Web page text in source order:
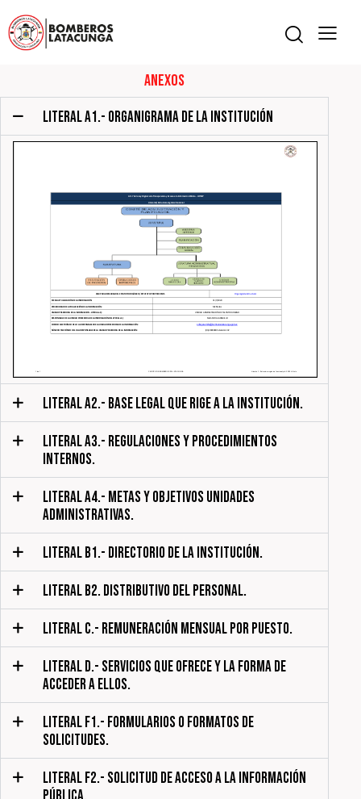
Anexos
LITERAL A1.- ORGANIGRAMA DE LA INSTITUCIÓN
LITERAL A2.- BASE LEGAL QUE RIGE A LA INSTITUCIÓN.
LITERAL A3.- REGULACIONES Y PROCEDIMIENTOS
INTERNOS.
LITERAL A4.- METAS Y OBJETIVOS UNIDADES
ADMINISTRATIVAS.
LITERAL B1.- DIRECTORIO DE LA INSTITUCIÓN.
LITERAL B2. DISTRIBUTIVO DEL PERSONAL.
LITERAL C.- REMUNERACIÓN MENSUAL POR PUESTO.
LITERAL D.- SERVICIOS QUE OFRECE Y LA FORMA DE
ACCEDER A ELLOS.
LITERAL F1.- FORMULARIOS O FORMATOS DE
SOLICITUDES.
LITERAL F2.- SOLICITUD DE ACCESO A LA INFORMACIÓN